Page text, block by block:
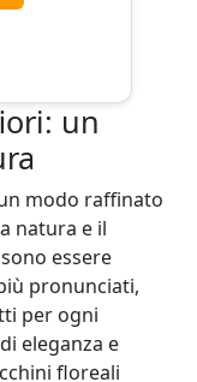
un
modo raffinato
natura e il
essere
pronunciati,
per ogni
eleganza e
floreali